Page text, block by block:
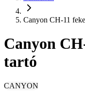
Canyon CH-11
Canyon
tartó
CANYON